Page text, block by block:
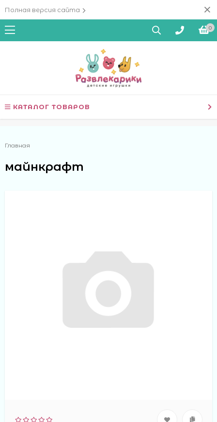
Полная версия сайта
0
КАТАЛОГ ТОВАРОВ
Главная
майнкрафт